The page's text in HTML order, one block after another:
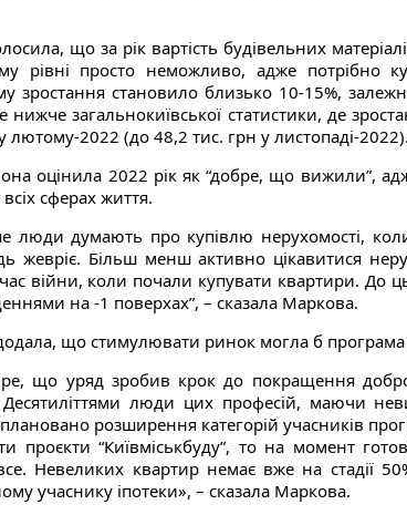
що за рік вартість будівельних
рівні просто неможливо, адже потрібно
зростання становило близько 10-15%,
нижче загальнокиївської статистики, де
лютому-2022 (до 48,2 тис. грн у листопаді-2022).
оцінила 2022 рік як “добре, що вижили”,
сферах життя.
люди думають про купівлю нерухомості,
жевріє. Більш менш активно цікавитися
війни, коли почали купувати квартири. До
на -1 поверхах”, – сказала Маркова.
що стимулювати ринок могла б програма
що уряд зробив крок до покращення
Десятиліттями люди цих професій, маючи
розширення категорій учасників
проєкти “Київміськбуду”, то на момент
Невеликих квартир немає вже на стадії
учаснику іпотеки», – сказала Маркова.